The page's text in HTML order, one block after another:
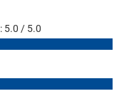
5.0 / 5.0